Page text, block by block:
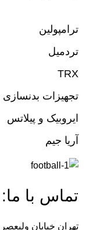
ترامپولین
تردمیل
TRX
تجهیزات بدنسازی
ایروبیک و پیلاتس
آریا جیم
تماس با ما:
تهران خیابان